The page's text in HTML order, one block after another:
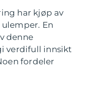
har kjøp av
En
denne
verdifull innsikt
fordeler